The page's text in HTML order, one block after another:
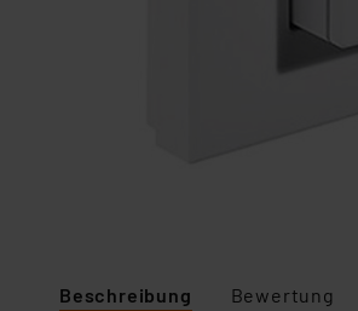
Beschreibung Bewertung